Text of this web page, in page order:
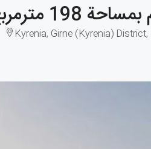
Kyrenia, Girne (Kyrenia)